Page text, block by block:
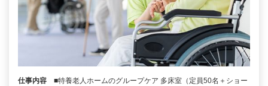
仕事内容
■特養老人ホームのグループケア 多床室（定員50名＋ショー